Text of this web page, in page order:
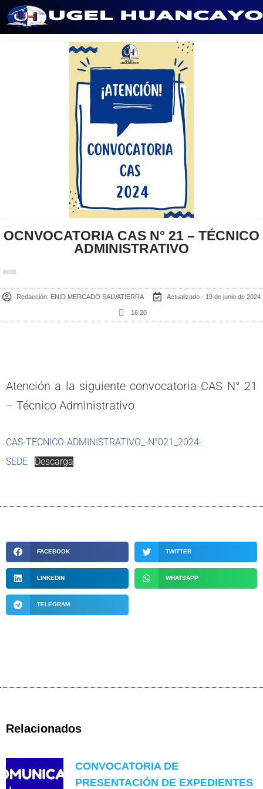
OCNVOCATORIA CAS N° 21 – TÉCNICO
ADMINISTRATIVO
Redacción: ENID MERCADO SALVATIERRA Actualizado - 19 de junio de 2024
16:20
Atención a la siguiente convocatoria CAS N° 21
– Técnico Administrativo
CAS-TECNICO-ADMINISTRATIVO_-N°021_2024-
SEDE
Descarga
FACEBOOK TWITTER
LINKEDIN WHATSAPP
TELEGRAM
Relacionados
CONVOCATORIA DE
PRESENTACIÓN DE EXPEDIENTES